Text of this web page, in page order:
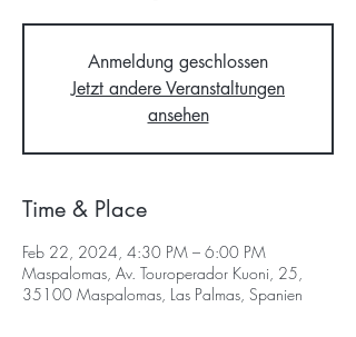
Anmeldung geschlossen
Jetzt andere Veranstaltungen
ansehen
Time & Place
Feb 22, 2024, 4:30 PM – 6:00 PM
Maspalomas, Av. Touroperador Kuoni, 25,
35100 Maspalomas, Las Palmas, Spanien